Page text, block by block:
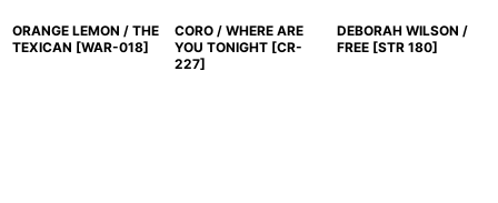
ORANGE LEMON / THE
TEXICAN [WAR-018]
CORO / WHERE ARE
YOU TONIGHT [CR-
227]
DEBORAH WILSON /
FREE [STR 180]